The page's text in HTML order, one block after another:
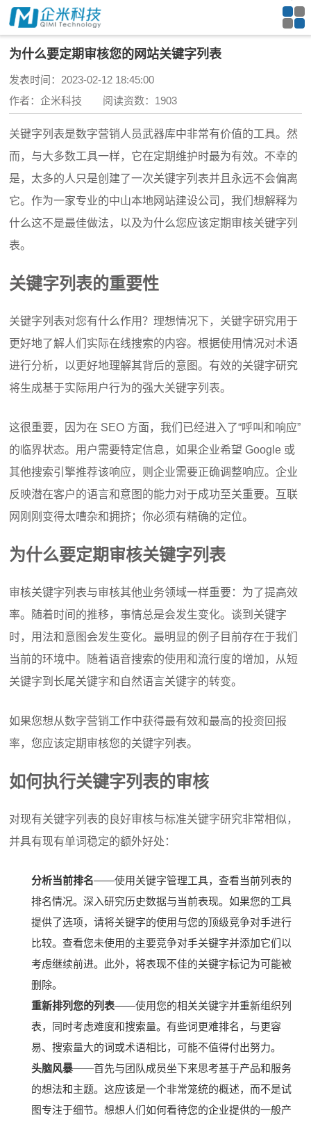
为什么要定期审核您的网站关键字列表
发表时间：2023-02-12 18:45:00
作者：企米科技 阅读资数：1903
关键字列表是数字营销人员武器库中非常有价值的工具。 然
而，与大多数工具一样，它在定期维护时最为有效。 不幸的
是，太多的人只是创建了一次关键字列表并且永远不会偏离
它。作为一家专业的中山本地网站建设公司 ，我们想解释为
什么这不是最佳做法，以及为什么您应该定期审核关键字列
表。
关键字列表的重要性
关键字列表对您有什么作用？ 理想情况下，关键字研究用于
更好地了解人们实际在线搜索的内容。根据使用情况对术语
进行分析，以更好地理解其背后的意图。 有效的关键字研究
将生成基于实际用户行为的强大关键字列表。
这很重要，因为在 SEO 方面，我们已经进入了“呼叫和响应”
的临界状态。 用户需要特定信息，如果企业希望 Google 或
其他搜索引擎推荐该响应，则企业需要正确调整响应。企业
反映潜在客户的语言和意图的能力对于成功至关重要。 互联
网刚刚变得太嘈杂和拥挤；你必须有精确的定位。
为什么要定期审核关键字列表
审核关键字列表与审核其他业务领域一样重要：为了提高效
率。
随着时间的推移，事情总是会发生变化。谈到关键字
时，用法和意图会发生变化。最明显的例子目前存在于我们
当前的环境中。
随着语音搜索的使用和流行度的增加，从短
关键字到 长尾关键字和自然语言关键字的转变。
如果您想从数字营销工作中获得最有效和最高的投资回报
率，您应该定期审核您的关键字列表。
如何执行关键字列表的审核
对现有关键字列表的良好审核与标准关键字研究非常相似，
并具有现有单词稳定的额外好处：
分析当前排名——使用关键字管理工具，查看当前列表的
排名情况。深入研究历史数据与当前表现。如果您的工具
提供了选项，请将关键字的使用与您的顶级竞争对手进行
比较。查看您未使用的主要竞争对手关键字并添加它们以
考虑继续前进。 此外，将表现不佳的关键字标记为可能被
删除。
重新排列您的列表——使用您的相关关键字并重新组织列
表，同时考虑难度和搜索量。有些词更难排名，与更容
易、搜索量大的词或术语相比，可能不值得付出努力。
头脑风暴——首先与团队成员坐下来思考基于产品和服务
的想法和主题。这应该是一个非常笼统的概述，而不是试
图专注于细节。想想人们如何看待您的企业提供的一般产